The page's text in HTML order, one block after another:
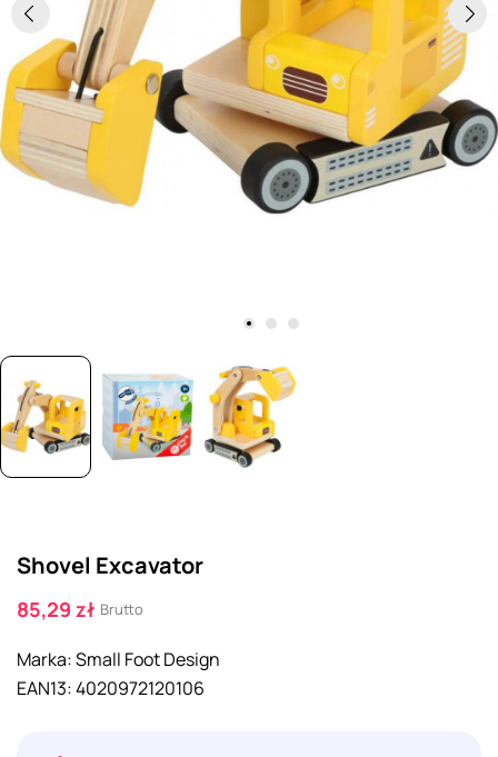
Shovel Excavator
85,29 zł Brutto
Marka:Small Foot Design
EAN13:4020972120106